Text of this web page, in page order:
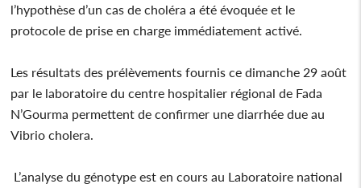
l’hypothèse d’un cas de choléra a été évoquée et le
protocole de prise en charge immédiatement activé.
Les résultats des prélèvements fournis ce dimanche 29 août
par le laboratoire du centre hospitalier régional de Fada
N’Gourma permettent de confirmer une diarrhée due au
Vibrio cholera.
L’analyse du génotype est en cours au Laboratoire national